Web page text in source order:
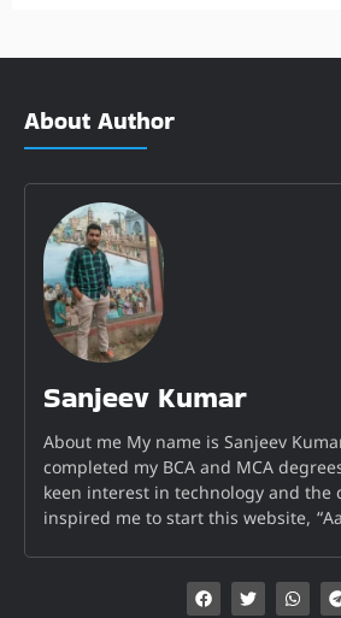
About Author
Sanjeev Kumar
About me My name is Sanjeev
completed my BCA and MCA
keen interest in technology and the
inspired me to start this website,